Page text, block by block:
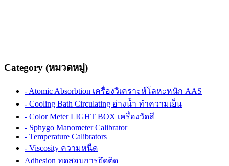
Category (หมวดหมู่)
- Atomic Absorbtion เครื่องวิเคราะห์โลหะหนัก AAS
- Cooling Bath Circulating อ่างน้ำ ทำความเย็น
- Color Meter LIGHT BOX เครื่องวัดสี
- Sphygo Manometer Calibrator
- Temperature Calibrators
- Viscosity ความหนืด
Adhesion ทดสอบการยึดติด